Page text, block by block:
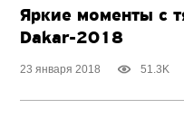
Яркие моменты с
Dakar-2018
23 января 2018 51.3K